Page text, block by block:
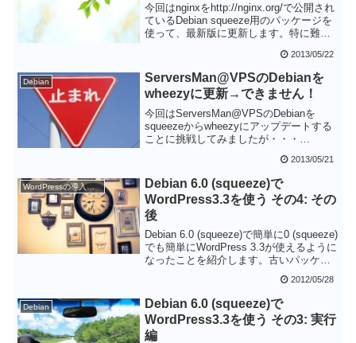
今回はnginxをhttp://nginx.org/で公開され
ているDebian squeeze用のパッケージを
使って、最新版に更新します。特に難し
書きされてしまうので、その点だけ注意
が必要です。
2013/05/22
Debian
ServersMan@VPSのDebianを
wheezyに更新→できません！
今回はServersMan@VPSのDebianを
squeezeからwheezyにアップデートする
ことに挑戦してみましたが・・・
すぎて対応できず。無念です。 2013/05/21
WordPressの導入と設定
Debian 6.0 (squeeze)で
WordPress3.3を使う その4: その
後
Debian 6.0 (squeeze)で簡単に0 (squeeze)
でも簡単にWordPress 3.3が使えるように
なったことを紹介します。古いパッケー
ジには脆弱性がありますので更新してお
2012/05/28
Debian
Debian 6.0 (squeeze)で
WordPress3.3を使う その3: 実行
編